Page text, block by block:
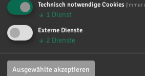
denken. Umso mehr weiß ich
Technisch notwendige Cookies (immer
↓ 1 Dienst
Externe Dienste
↓ 2 Dienste
Ausgewählte akzeptieren